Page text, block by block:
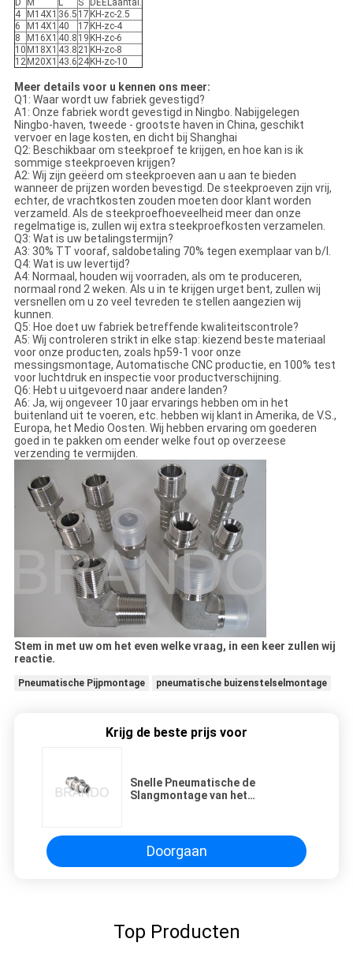
4
M14X1 36.5 17 KH-zc-2.5
6
M14X1 40 17 KH-zc-4
8
M16X1 40.8 19 KH-zc-6
10 M18X1 43.8 21 KH-zc-8
12 M20X1 43.6 24KH-zc-10
Meer details voor u kennen ons meer:
Q1: Waar wordt uw fabriek gevestigd?
A1: Onze fabriek wordt gevestigd in Ningbo. Nabijgelegen
Ningbo-haven, tweede - grootste haven in China, geschikt
vervoer en lage kosten, en dicht bij Shanghai
Q2: Beschikbaar om steekproef te krijgen, en hoe kan is ik
sommige steekproeven krijgen?
A2: Wij zijn geëerd om steekproeven aan u aan te bieden
wanneer de prijzen worden bevestigd. De steekproeven zijn vrij,
echter, de vrachtkosten zouden moeten door klant worden
verzameld. Als de steekproefhoeveelheid meer dan onze
regelmatige is, zullen wij extra steekproefkosten verzamelen.
Q3: Wat is uw betalingstermijn?
A3: 30% TT vooraf, saldobetaling 70% tegen exemplaar van b/l.
Q4: Wat is uw levertijd?
A4: Normaal, houden wij voorraden, als om te produceren,
normaal rond 2 weken. Als u in te krijgen urget bent, zullen wij
versnellen om u zo veel tevreden te stellen aangezien wij
kunnen.
Q5: Hoe doet uw fabriek betreffende kwaliteitscontrole?
A5: Wij controleren strikt in elke stap: kiezend beste materiaal
voor onze producten, zoals hp59-1 voor onze
messingsmontage, Automatische CNC productie, en 100% test
voor luchtdruk en inspectie voor productverschijning.
Q6: Hebt u uitgevoerd naar andere landen?
A6: Ja, wij ongeveer 10 jaar ervarings hebben om in het
buitenland uit te voeren, etc. hebben wij klant in Amerika, de V.S.,
Europa, het Medio Oosten. Wij hebben ervaring om goederen
goed in te pakken om eender welke fout op overzeese
verzending te vermijden.
Stem in met uw om het even welke vraag, in een keer zullen wij
reactie.
Pneumatische Pijpmontage pneumatische buizenstelselmontage
Krijg de beste prijs voor
Snelle Pneumatische de
Slangmontage van het
Doorgaan
Top Producten